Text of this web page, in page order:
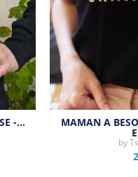
-… MAMAN A
by